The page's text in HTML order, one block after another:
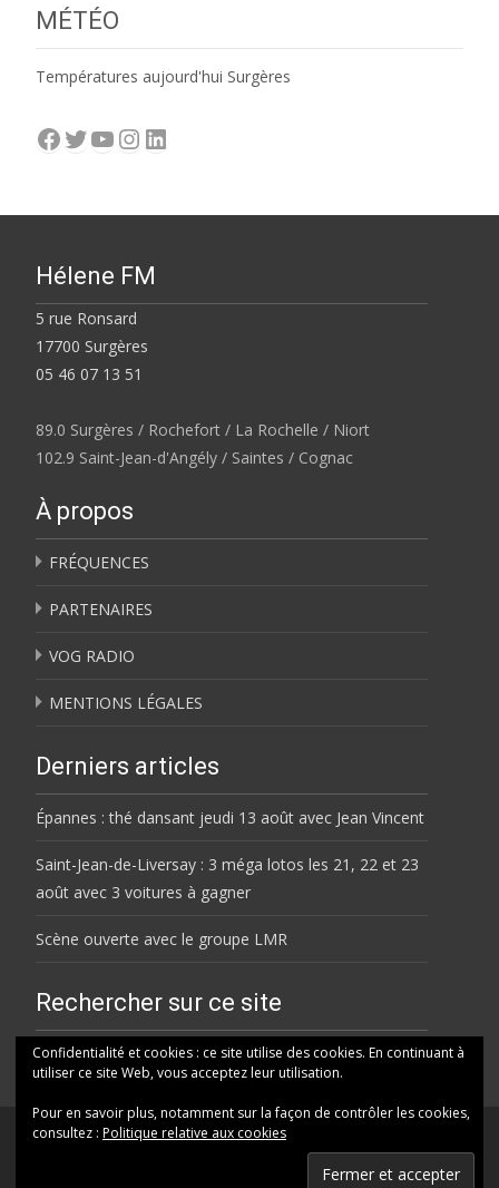
MÉTÉO
Températures aujourd'hui Surgères
Facebook
Twitter
YouTube
Instagram
LinkedIn
Hélene FM
5 rue Ronsard
17700 Surgères
05 46 07 13 51
89.0 Surgères / Rochefort / La Rochelle / Niort
102.9 Saint-Jean-d'Angély / Saintes / Cognac
À propos
FRÉQUENCES
PARTENAIRES
VOG RADIO
MENTIONS LÉGALES
Derniers articles
Épannes : thé dansant jeudi 13 août avec Jean Vincent
Saint-Jean-de-Liversay : 3 méga lotos les 21, 22 et 23
août avec 3 voitures à gagner
Scène ouverte avec le groupe LMR
Rechercher sur ce site
Rechercher
Confidentialité et cookies : ce site utilise des cookies. En continuant à
utiliser ce site Web, vous acceptez leur utilisation.
Pour en savoir plus, notamment sur la façon de contrôler les cookies,
consultez : Politique relative aux cookies